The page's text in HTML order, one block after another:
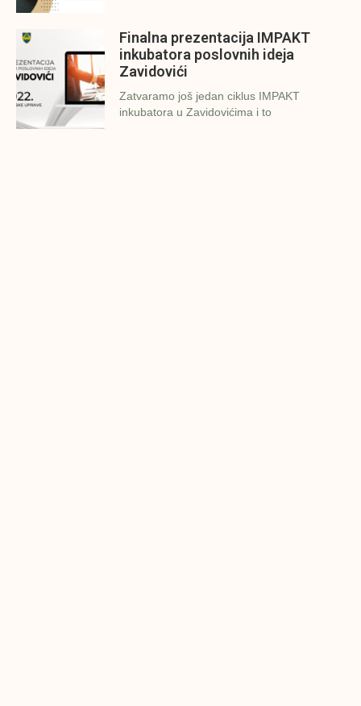
Finalna prezentacija IMPAKT
inkubatora poslovnih ideja
Zavidovići
Zatvaramo još jedan ciklus IMPAKT
inkubatora u Zavidovićima i to